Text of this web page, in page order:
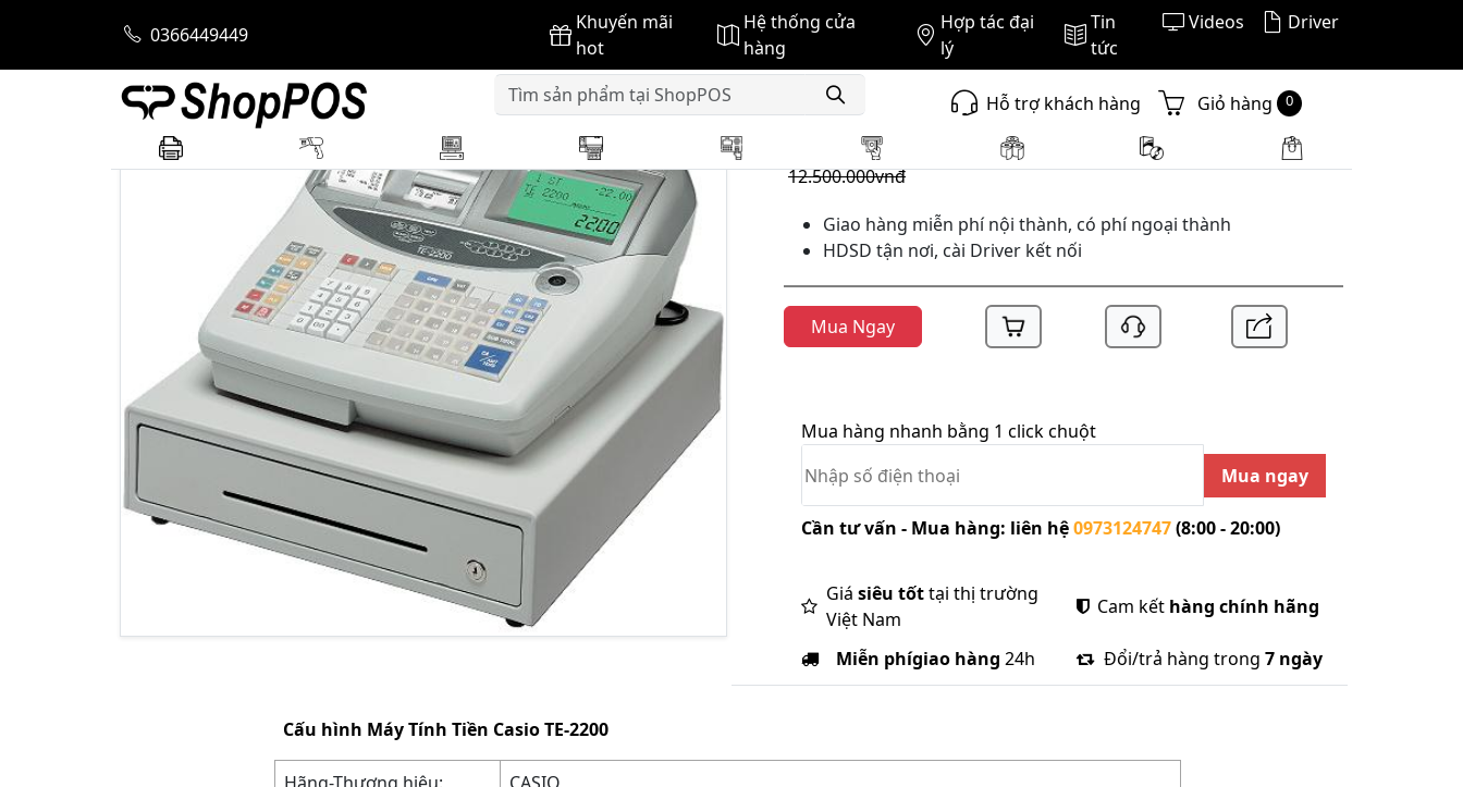
0366449449
Khuyến mãi
hot
Hệ thống cửa
hàng
Hợp tác đại
lý
Tin
tức
Videos Driver
Hỗ trợ khách hàng Giỏ hàng 0
Trang chủ Máy tính tiền Máy Tính Tiền Casio TE-2200
GIÁ BÁN :
12.460.000vnđ
12.500.000vnđ
Giao hàng miễn phí nội thành, có phí ngoại thành
HDSD tận nơi, cài Driver kết nối
Mua Ngay
Mua hàng nhanh bằng 1 click chuột
Mua ngay
Cần tư vấn - Mua hàng: liên hệ0973124747(8:00 - 20:00)
Giá siêu tốttại thị trường
Việt Nam
Cam kết hàng chính hãng
Miễn phígiao hàng 24h Đổi/trả hàng trong 7 ngày
Cấu hình Máy Tính Tiền Casio TE-2200